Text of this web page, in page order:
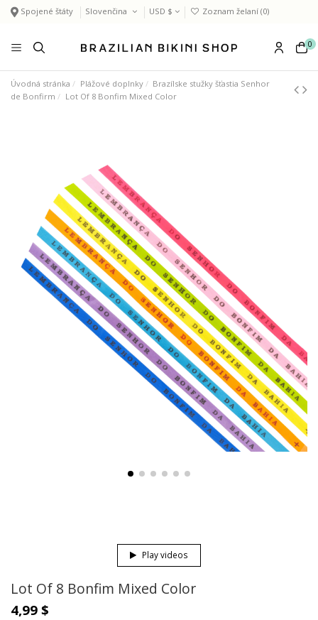
Spojené štáty Slovenčina USD $ Zoznam želaní (0)
0
Úvodná stránka Plážové doplnky
Brazílske stužky šťastia Senhor
de Bonfirm
Lot Of 8 Bonfim Mixed Color
Play videos
Lot Of 8 Bonfim Mixed Color
4,99 $